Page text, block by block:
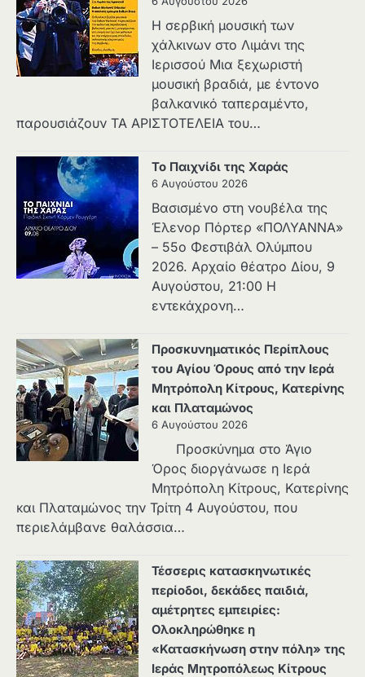
Η σερβική μουσική των
χάλκινων στο Λιμάνι της
Ιερισσού Μια ξεχωριστή
μουσική βραδιά, με έντονο
βαλκανικό ταπεραμέντο,
παρουσιάζουν ΤΑ ΑΡΙΣΤΟΤΕΛΕΙΑ του…
Το Παιχνίδι της Χαράς
6 Αυγούστου 2026
Βασισμένο στη νουβέλα της
Έλενορ Πόρτερ «ΠΟΛΥΑΝΝΑ»
– 55ο Φεστιβάλ Ολύμπου
2026. Αρχαίο θέατρο Δίου, 9
Αυγούστου, 21:00 Η
εντεκάχρονη…
Προσκυνηματικός Περίπλους
του Αγίου Όρους από την Ιερά
Μητρόπολη Κίτρους, Κατερίνης
και Πλαταμώνος
6 Αυγούστου 2026
Προσκύνημα στο Άγιο
Όρος διοργάνωσε η Ιερά
Μητρόπολη Κίτρους, Κατερίνης
και Πλαταμώνος την Τρίτη 4 Αυγούστου, που
περιελάμβανε θαλάσσια…
Τέσσερις κατασκηνωτικές
περίοδοι, δεκάδες παιδιά,
αμέτρητες εμπειρίες:
Ολοκληρώθηκε η
«Κατασκήνωση στην πόλη» της
Ιεράς Μητροπόλεως Κίτρους